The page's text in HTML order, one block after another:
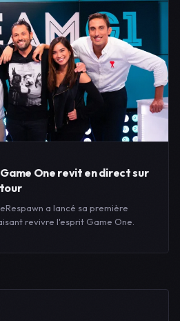
One revit en direct sur
a lancé sa première
revivre l'esprit Game One.